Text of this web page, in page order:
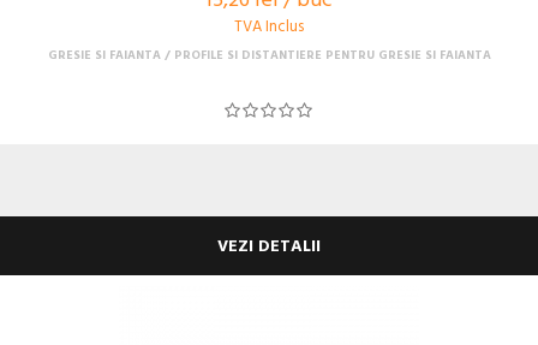
TVA Inclus
GRESIE SI FAIANTA PROFILE SI DISTANTIERE PENTRU GRESIE SI FAIANTA
VEZI DETALII